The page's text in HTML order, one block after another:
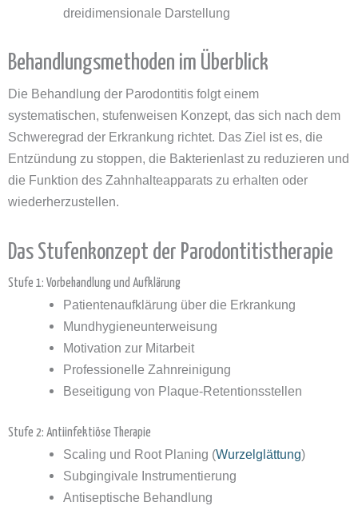
dreidimensionale Darstellung
Behandlungsmethoden im Überblick
Die Behandlung der Parodontitis folgt einem
systematischen, stufenweisen Konzept, das sich nach dem
Schweregrad der Erkrankung richtet. Das Ziel ist es, die
Entzündung zu stoppen, die Bakterienlast zu reduzieren und
die Funktion des Zahnhalteapparats zu erhalten oder
wiederherzustellen.
Das Stufenkonzept der Parodontitistherapie
Stufe 1: Vorbehandlung und Aufklärung
Patientenaufklärung über die Erkrankung
Mundhygieneunterweisung
Motivation zur Mitarbeit
Professionelle Zahnreinigung
Beseitigung von Plaque-Retentionsstellen
Stufe 2: Antiinfektiöse Therapie
Scaling und Root Planing (Wurzelglättung)
Subgingivale Instrumentierung
Antiseptische Behandlung